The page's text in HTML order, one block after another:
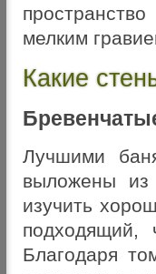
мелким
Какие
Лучшими
выложены из
изучить
подходящий,
Благодаря